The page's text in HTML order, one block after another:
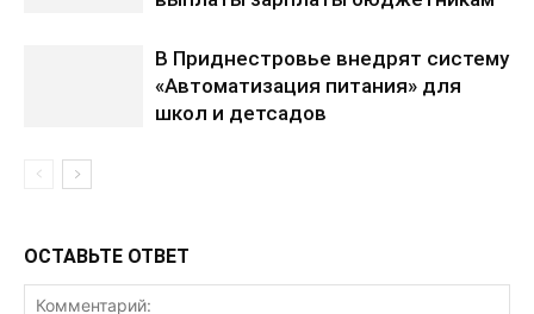
В Приднестровье внедрят систему
«Автоматизация питания» для
школ и детсадов
ОСТАВЬТЕ ОТВЕТ